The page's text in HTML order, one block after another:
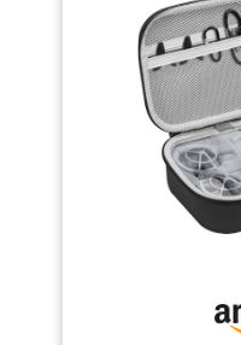
parfaitement le drone pour DJI
Neo 2 et l’ensemble de ses
accessoires : le drone, la
radiocommande RC-N3, la
station de charge (jusqu’à 3
batteries), le chargeur
les batteries supplémentaires,
ainsi qu’une grande poche
zippée dédiée aux tournevis,
vis de rechange, hélices Neo 2
et protections d’hélices.
vedette: Étui Case pour DJI Neo
2 Son format compact permet
garantissent un transport
confortable, la fermeture éclair